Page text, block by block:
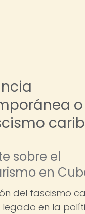
sobre el
en
del fascismo
legado en la